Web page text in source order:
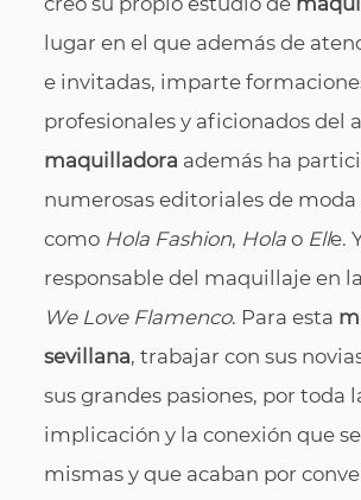
lugar en el que además de
e invitadas, imparte
profesionales y aficionados del
maquilladora además ha
numerosas editoriales de moda
como Hola Fashion, Hola o Elle.
responsable del maquillaje en
We Love Flamenco. Para esta
sevillana, trabajar con sus
sus grandes pasiones, por toda
implicación y la conexión que
mismas y que acaban por